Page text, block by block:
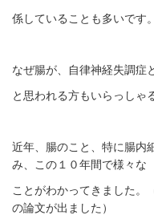
係していることも多いです。
なぜ腸が、自律神経失調症
と思われる方もいらっしゃ
近年、腸のこと、特に腸内
み、この１０年間で様々な
ことがわかってきました。
の論文が出ました）